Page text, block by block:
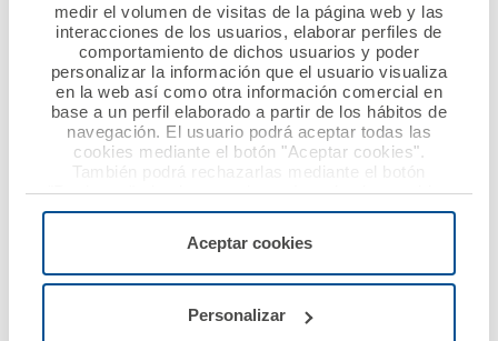
medir el volumen de visitas de la página web y las
interacciones de los usuarios, elaborar perfiles de
comportamiento de dichos usuarios y poder
personalizar la información que el usuario visualiza
en la web así como otra información comercial en
base a un perfil elaborado a partir de los hábitos de
navegación. El usuario podrá aceptar todas las
cookies mediante el botón "Aceptar cookies".
También podrá rechazarlas mediante el botón
"Rechazar", donde se rechazarán todas las cookies
menos las necesarias para permitir el acceso a los
configurarlas usando el botón “Personalizar".
Aceptar cookies
Personalizar
Sanitario
Ver noticia
Ver noticia
15 octubre 2024